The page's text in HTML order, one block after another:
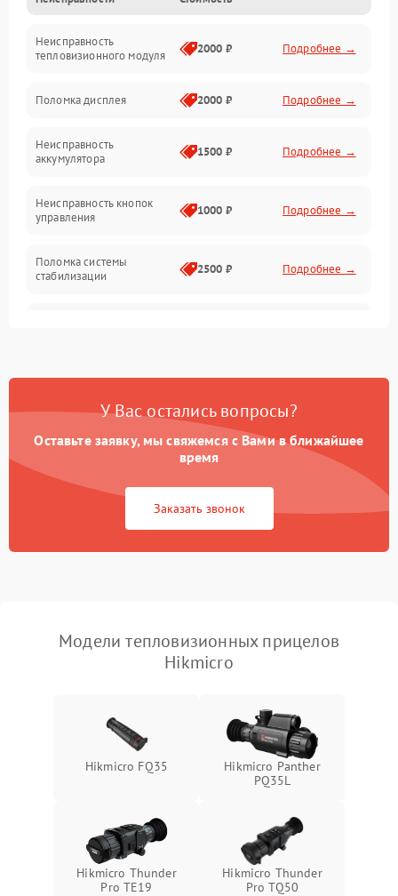
Матрица
Неисправность
тепловизионного модуля
2000 ₽ Подробнее →
Поломка дисплея 2000 ₽ Подробнее →
Неисправность
аккумулятора
1500 ₽ Подробнее →
Неисправность кнопок
управления
1000 ₽ Подробнее →
Поломка системы
стабилизации
2500 ₽ Подробнее →
Неисправность системы
Поломка системы GPS 2000 ₽ Подробнее →
Повреждение системы
защиты от перегрузок
1500 ₽
автоматического
1500 ₽ Подробнее →
Неисправность системы
перенапряжения
1500 ₽ Подробнее →
Неисправность системы
защиты от перегрева
1500 ₽ Подробнее →
У Вас остались вопросы?
Оставьте заявку, мы свяжемся с Вами в ближайшее
время
Заказать звонок
Модели тепловизионных прицелов
Hikmicro
Hikmicro FQ35
Hikmicro Panther
PQ35L
Hikmicro Thunder
Pro TE19
Hikmicro Thunder
Pro TQ50